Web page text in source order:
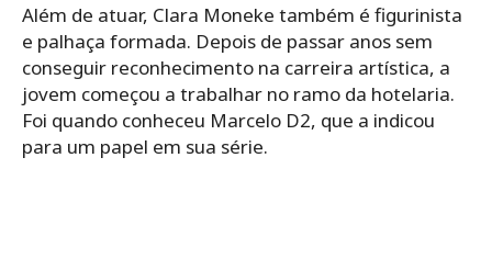
Além de atuar, Clara Moneke também é figurinista
e palhaça formada. Depois de passar anos sem
conseguir reconhecimento na carreira artística, a
jovem começou a trabalhar no ramo da hotelaria.
Foi quando conheceu Marcelo D2, que a indicou
para um papel em sua série.